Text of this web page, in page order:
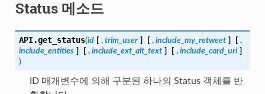
Status 메소드
API.get_status(id [ , trim_user ] [ , include_my_retweet ] [ ,
include_entities ] [ , include_ext_alt_text ] [ , include_card_uri ]
)
ID 매개변수에 의해 구분된 하나의 Status 객체를 반